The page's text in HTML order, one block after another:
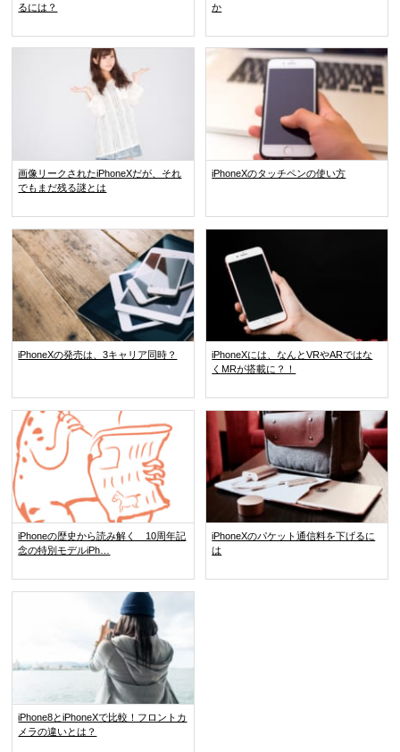
るには？
か
画像リークされたiPhoneXだが、それ
でもまだ残る謎とは
iPhoneXのタッチペンの使い方
iPhoneXの発売は、3キャリア同時？
iPhoneXには、なんとVRやARではな
くMRが搭載に？！
iPhoneの歴史から読み解く 10周年記
念の特別モデルiPh…
iPhoneXのパケット通信料を下げるに
は
iPhone8とiPhoneXで比較！フロントカ
メラの違いとは？